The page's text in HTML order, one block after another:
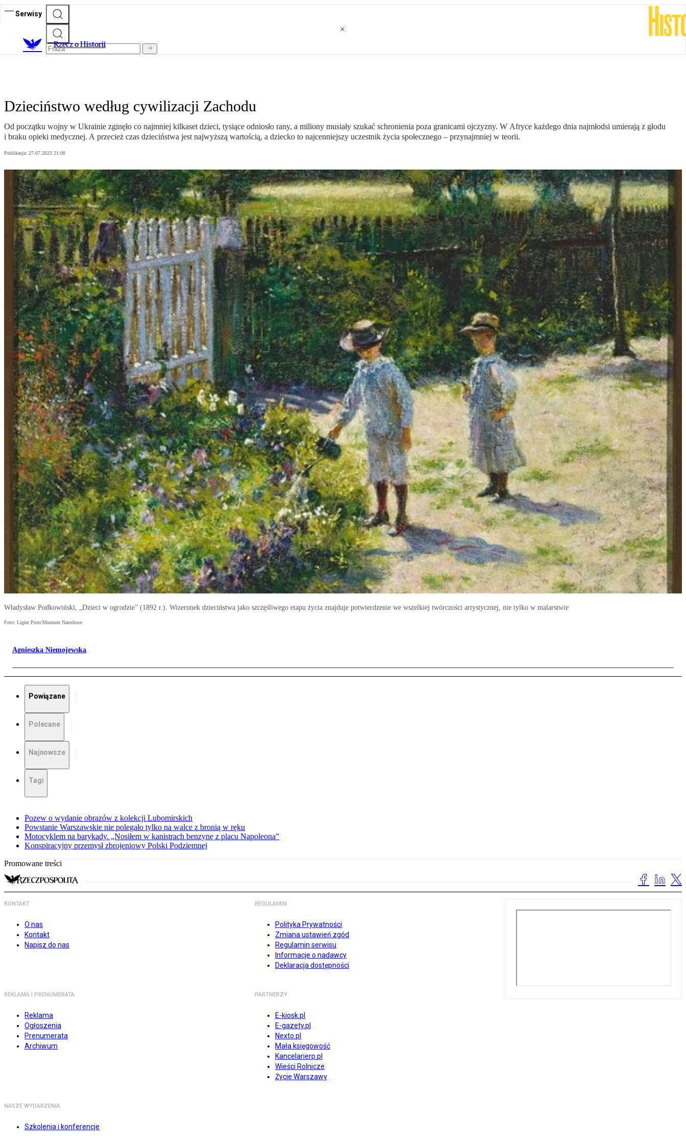
Serwisy
Rzecz o Historii
Dzieciństwo według cywilizacji Zachodu
Od początku wojny w Ukrainie zginęło co najmniej kilkaset dzieci, tysiące odniosło rany, a miliony musiały szukać schronienia poza granicami ojczyzny. W Afryce każdego dnia najmłodsi umierają z głodu
i braku opieki medycznej. A przecież czas dzieciństwa jest najwyższą wartością, a dziecko to najcenniejszy uczestnik życia społecznego – przynajmniej w teorii.
Publikacja: 27.07.2023 21:00
Władysław Podkowiński, „Dzieci w ogrodzie” (1892 r.). Wizerunek dzieciństwa jako szczęśliwego etapu życia znajduje potwierdzenie we wszelkiej twórczości artystycznej, nie tylko w malarstwie
Foto: Ligier Piotr/Muzeum Narodowe
Agnieszka Niemojewska
Powiązane
Polecane
Najnowsze
Tagi
Pozew o wydanie obrazów z kolekcji Lubomirskich
Powstanie Warszawskie nie polegało tylko na walce z bronią w ręku
Motocyklem na barykady. „Nosiłem w kanistrach benzynę z placu Napoleona”
Konspiracyjny przemysł zbrojeniowy Polski Podziemnej
Promowane treści
KONTAKT
O nas
Kontakt
Napisz do nas
REGULAMIN
Polityka Prywatności
Zmiana ustawień zgód
Regulamin serwisu
Informacje o nadawcy
Deklaracja dostępności
REKLAMA I PRENUMERATA
Reklama
Ogłoszenia
Prenumerata
Archiwum
PARTNERZY
E-kiosk.pl
E-gazety.pl
Nexto.pl
Mała księgowość
Kancelarierp.pl
Wieści Rolnicze
Życie Warszawy
NASZE WYDARZENIA
Szkolenia i konferencje